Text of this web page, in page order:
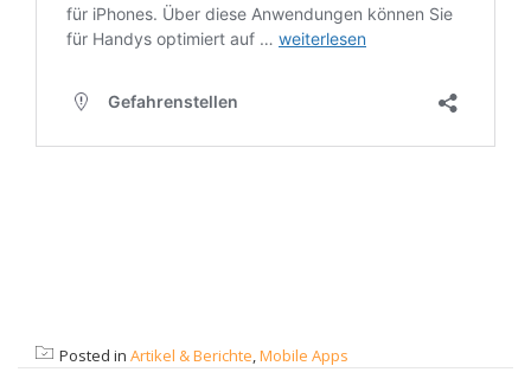
Posted in Artikel & Berichte,Mobile Apps